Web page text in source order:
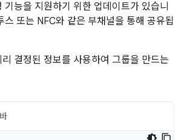
기능을 지원하기 위한 업데이트가 있습니
스 또는 NFC와 같은 부채널을 통해 공유됩
결정된 정보를 사용하여 그룹을 만드는